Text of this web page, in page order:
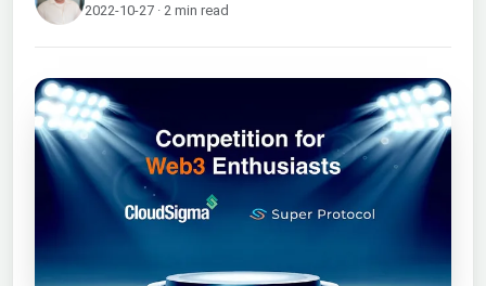
2022-10-27 · 2 min read